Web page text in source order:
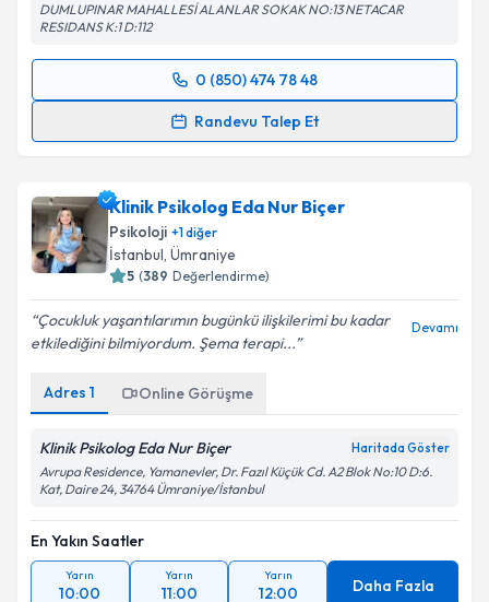
DUMLUPINAR MAHALLESİ ALANLAR SOKAK NO:13 NETACAR
RESIDANS K:1 D:112
0 (850) 474 78 48
Randevu Talep Et
Randevu Takvimi Talebi
almanız için bir takvim hazırlandığında e-posta ile
bilgilendireceğiz.
E-posta Adresiniz
Metni'ni okudum ve kişisel verilerimin belirtilen
Takvim Talebini Gönder
Klinik Psikolog Eda Nur Biçer
Psikoloji +1diğer
İstanbul, Ümraniye
5 (389 Değerlendirme)
Çocukluk yaşantılarımın bugünkü ilişkilerimi bu kadar
etkilediğini bilmiyordum. Şema terapi...
Devamı
Adres 1 Online Görüşme
Klinik Psikolog Eda Nur Biçer Haritada Göster
Avrupa Residence, Yamanevler, Dr. Fazıl Küçük Cd. A2 Blok No:10 D:6.
Kat, Daire 24, 34764 Ümraniye/İstanbul
En Yakın Saatler
Yarın
10:00
Yarın
11:00
Yarın
12:00 Daha Fazla